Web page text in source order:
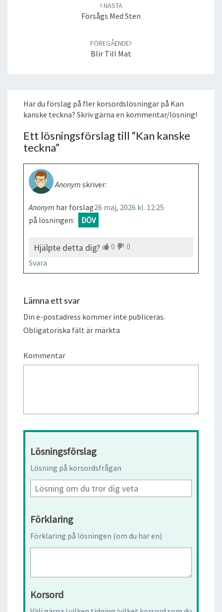
NÄSTA
Försågs Med Sten
FÖREGÅENDE
Blir Till Mat
Har du förslag på fler korsordslösningar på Kan
kanske teckna? Skriv gärna en kommentar/lösning!
Ett lösningsförslag till “Kan kanske
teckna”
Anonym skriver:
26 maj, 2026 kl. 12:25
Anonym har förslag
på lösningen:
DÖV
Hjälpte detta dig? 0
0
Svara
Lämna ett svar
Din e-postadress kommer inte publiceras.
Obligatoriska fält är märkta
Kommentar
Lösningsförslag
Lösning på korsordsfrågan
Förklaring
Förklaring på lösningen (om du har en)
Korsord